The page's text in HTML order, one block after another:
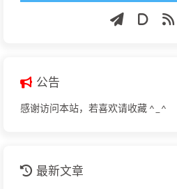
公告
感谢访问本站，若喜欢请收藏 ^_^
最新文章